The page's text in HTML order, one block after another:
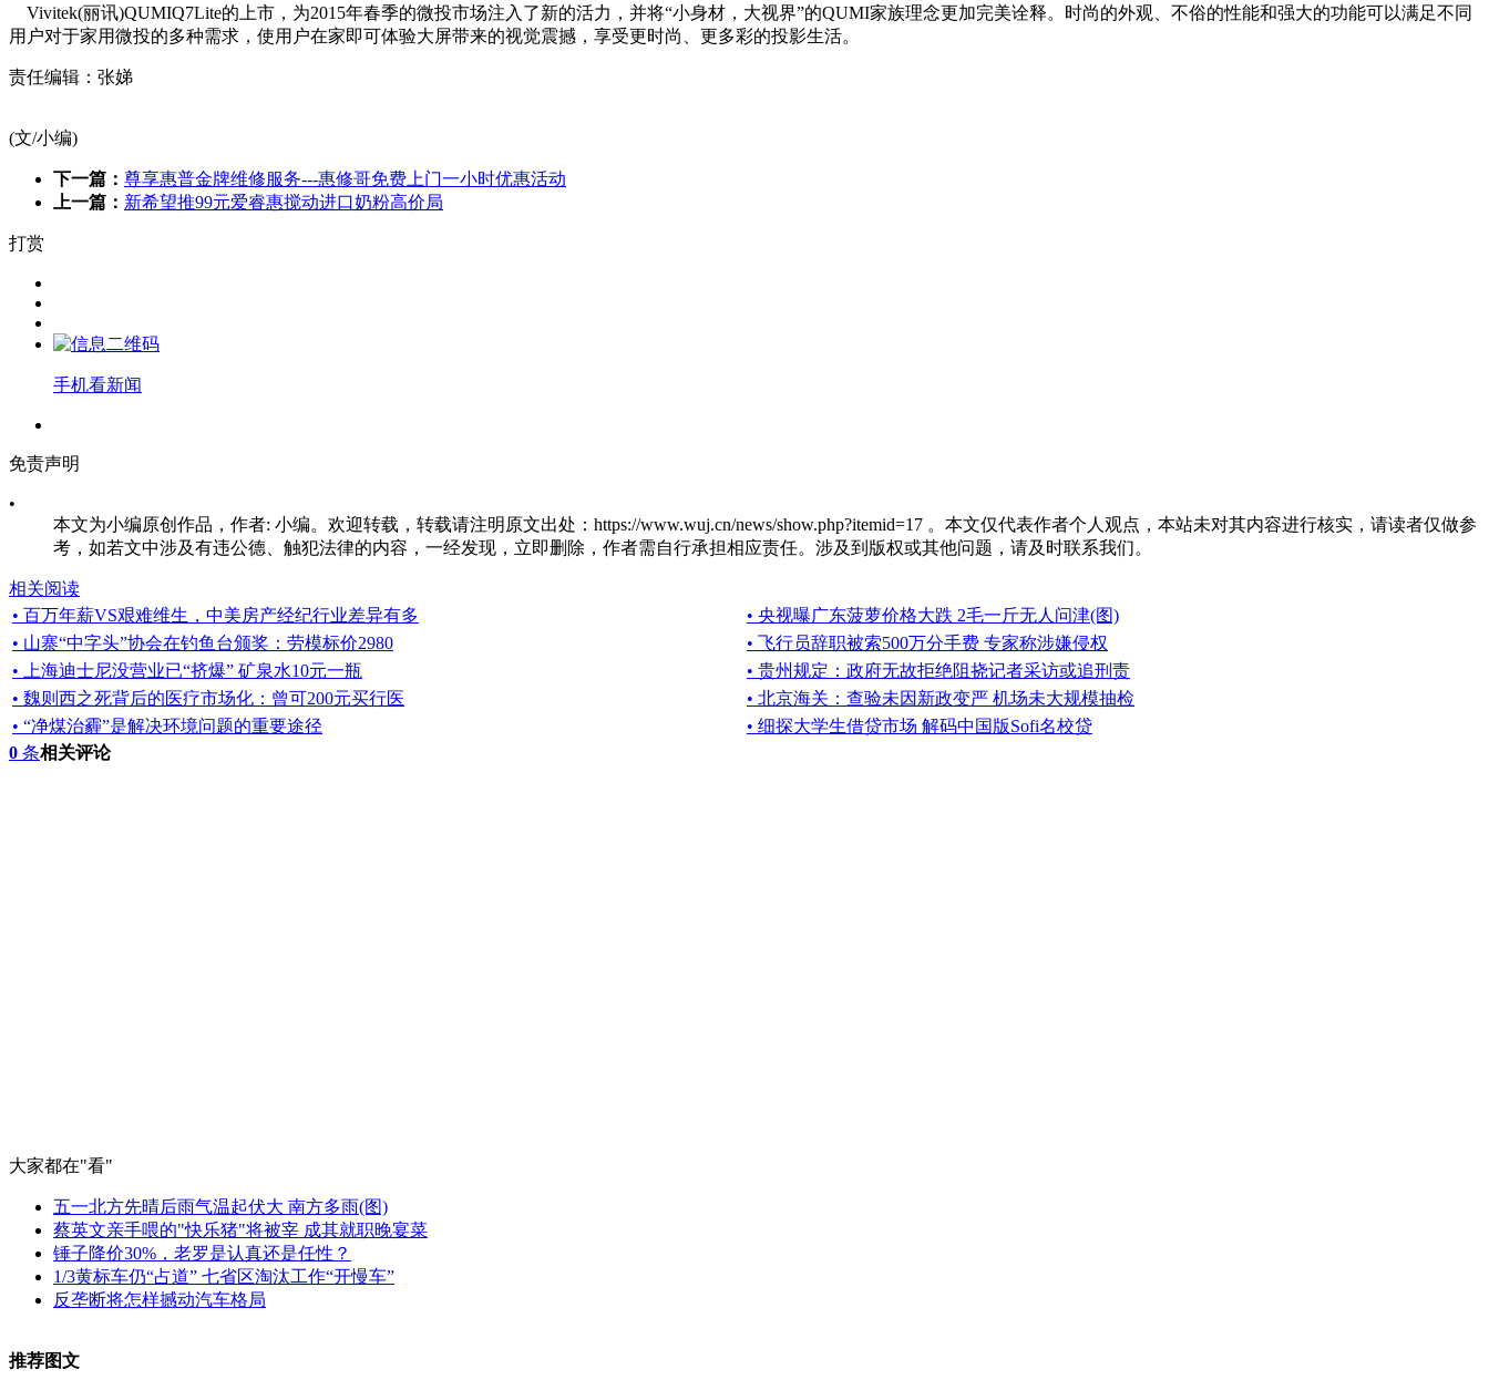
Vivitek(丽讯)QUMIQ7Lite的上市，为2015年春季的微投市场注入了新的活力，并将“小身材，大视界”的QUMI家族理念更加完美诠释。时尚的外观、不俗的性能和强大的功能可以满足不同
用户对于家用微投的多种需求，使用户在家即可体验大屏带来的视觉震撼，享受更时尚、更多彩的投影生活。
责任编辑：张娣
(文/小编)
下一篇： 尊享惠普金牌维修服务---惠修哥免费上门一小时优惠活动
上一篇： 新希望推99元爱睿惠搅动进口奶粉高价局
打赏
手机看新闻
免责声明
•
本文为小编原创作品，作者: 小编。欢迎转载，转载请注明原文出处：https://www.wuj.cn/news/show.php?itemid=17 。本文仅代表作者个人观点，本站未对其内容进行核实，请读者仅做参
考，如若文中涉及有违公德、触犯法律的内容，一经发现，立即删除，作者需自行承担相应责任。涉及到版权或其他问题，请及时联系我们。
相关阅读
• 百万年薪VS艰难维生，中美房产经纪行业差异有多
• 央视曝广东菠萝价格大跌 2毛一斤无人问津(图)
• 山寨“中字头”协会在钓鱼台颁奖：劳模标价2980
• 飞行员辞职被索500万分手费 专家称涉嫌侵权
• 上海迪士尼没营业已“挤爆” 矿泉水10元一瓶
• 贵州规定：政府无故拒绝阻挠记者采访或追刑责
• 魏则西之死背后的医疗市场化：曾可200元买行医
• 北京海关：查验未因新政变严 机场未大规模抽检
• “净煤治霾”是解决环境问题的重要途径
• 细探大学生借贷市场 解码中国版Sofi名校贷
0 条相关评论
大家都在"看"
五一北方先晴后雨气温起伏大 南方多雨(图)
蔡英文亲手喂的"快乐猪"将被宰 成其就职晚宴菜
锤子降价30%，老罗是认真还是任性？
1/3黄标车仍“占道” 七省区淘汰工作“开慢车”
反垄断将怎样撼动汽车格局
推荐图文